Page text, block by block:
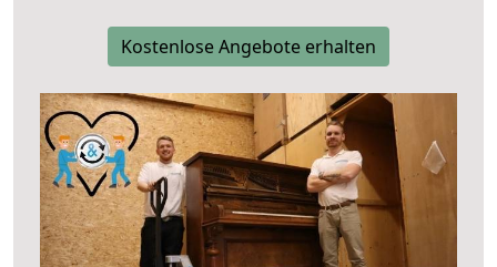
Kostenlose Angebote erhalten